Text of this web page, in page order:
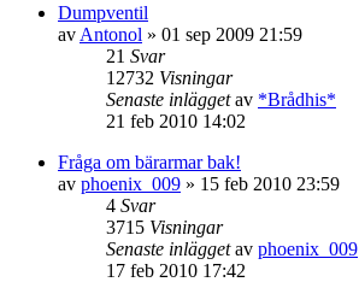
Dumpventil
av Antonol » 01 sep 2009 21:59
21 Svar
12732 Visningar
Senaste inläggetav *Brådhis*
21 feb 2010 14:02
Fråga om bärarmar bak!
av phoenix_009 » 15 feb 2010 23:59
4 Svar
3715 Visningar
Senaste inläggetav phoenix_009
17 feb 2010 17:42